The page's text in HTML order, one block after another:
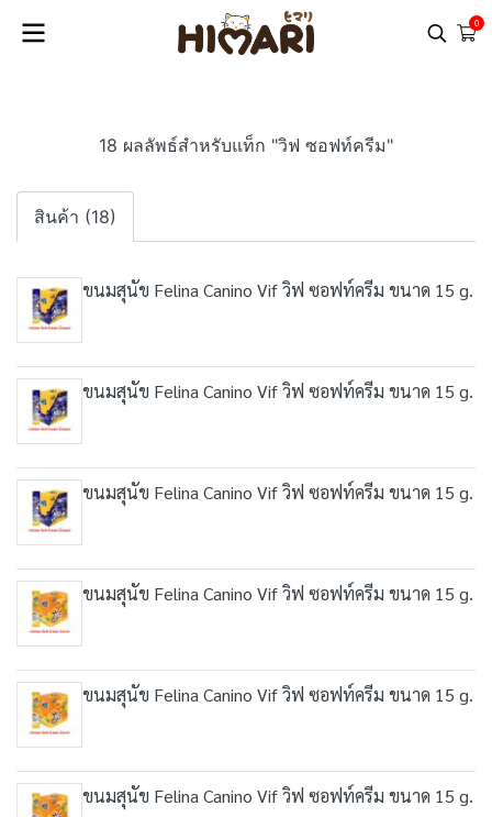
0
18 ผลลัพธ์สำหรับแท็ก "วิฟ ซอฟท์ครีม"
สินค้า (18)
ขนมสุนัข Felina Canino Vif วิฟ ซอฟท์ครีม ขนาด 15 g.
ขนมสุนัข Felina Canino Vif วิฟ ซอฟท์ครีม ขนาด 15 g.
ขนมสุนัข Felina Canino Vif วิฟ ซอฟท์ครีม ขนาด 15 g.
ขนมสุนัข Felina Canino Vif วิฟ ซอฟท์ครีม ขนาด 15 g.
ขนมสุนัข Felina Canino Vif วิฟ ซอฟท์ครีม ขนาด 15 g.
ขนมสุนัข Felina Canino Vif วิฟ ซอฟท์ครีม ขนาด 15 g.